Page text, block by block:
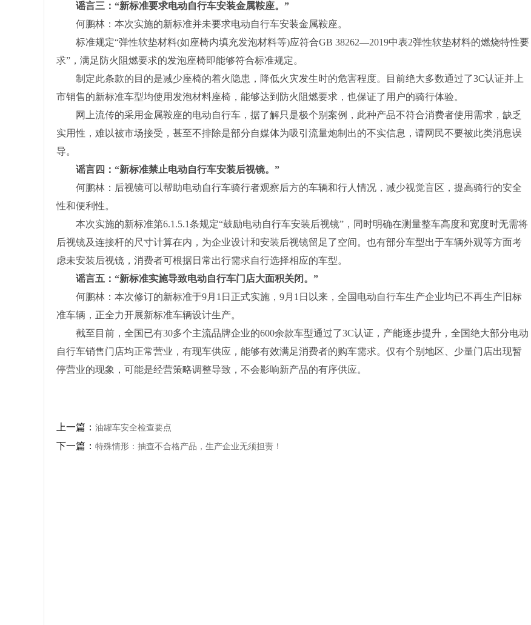
谣言三：“新标准要求电动自行车安装金属鞍座。”
何鹏林：本次实施的新标准并未要求电动自行车安装金属鞍座。
标准规定“弹性软垫材料(如座椅内填充发泡材料等)应符合GB 38262—2019中表2弹性软垫材料的燃烧特性要
求”，满足防火阻燃要求的发泡座椅即能够符合标准规定。
制定此条款的目的是减少座椅的着火隐患，降低火灾发生时的危害程度。目前绝大多数通过了3C认证并上
市销售的新标准车型均使用发泡材料座椅，能够达到防火阻燃要求，也保证了用户的骑行体验。
网上流传的采用金属鞍座的电动自行车，据了解只是极个别案例，此种产品不符合消费者使用需求，缺乏
实用性，难以被市场接受，甚至不排除是部分自媒体为吸引流量炮制出的不实信息，请网民不要被此类消息误
导。
谣言四：“新标准禁止电动自行车安装后视镜。”
何鹏林：后视镜可以帮助电动自行车骑行者观察后方的车辆和行人情况，减少视觉盲区，提高骑行的安全
性和便利性。
本次实施的新标准第6.1.5.1条规定“鼓励电动自行车安装后视镜”，同时明确在测量整车高度和宽度时无需将
后视镜及连接杆的尺寸计算在内，为企业设计和安装后视镜留足了空间。也有部分车型出于车辆外观等方面考
虑未安装后视镜，消费者可根据日常出行需求自行选择相应的车型。
谣言五：“新标准实施导致电动自行车门店大面积关闭。”
何鹏林：本次修订的新标准于9月1日正式实施，9月1日以来，全国电动自行车生产企业均已不再生产旧标
准车辆，正全力开展新标准车辆设计生产。
截至目前，全国已有30多个主流品牌企业的600余款车型通过了3C认证，产能逐步提升，全国绝大部分电动
自行车销售门店均正常营业，有现车供应，能够有效满足消费者的购车需求。仅有个别地区、少量门店出现暂
停营业的现象，可能是经营策略调整导致，不会影响新产品的有序供应。
上一篇： 油罐车安全检查要点
下一篇： 特殊情形：抽查不合格产品，生产企业无须担责！